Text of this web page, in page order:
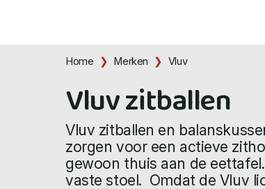
Home Merken Vluv
Vluv zitballen
Vluv zitballen en
zorgen voor een actieve
gewoon thuis aan de
vaste stoel. Omdat de Vluv